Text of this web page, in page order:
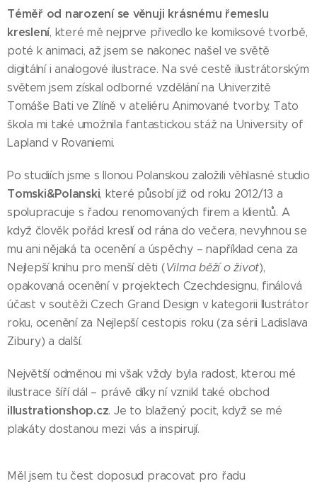
Téměř od narození se věnuji krásnému řemeslu
kreslení, které mě nejprve přivedlo ke komiksové tvorbě,
poté k animaci, až jsem se nakonec našel ve světě
digitální i analogové ilustrace. Na své cestě ilustrátorským
světem jsem získal odborné vzdělání na Univerzitě
Tomáše Bati ve Zlíně v ateliéru Animované tvorby. Tato
škola mi také umožnila fantastickou stáž na University of
Lapland v Rovaniemi.
Po studiích jsme s Ilonou Polanskou založili věhlasné studio
Tomski&Polanski, které působí již od roku 2012/13 a
spolupracuje s řadou renomovaných firem a klientů. A
když člověk pořád kreslí od rána do večera, nevyhnou se
mu ani nějaká ta ocenění a úspěchy – například cena za
Nejlepší knihu pro menší děti (Vilma běží o život),
opakovaná ocenění v projektech Czechdesignu, finálová
účast v soutěži Czech Grand Design v kategorii Ilustrátor
roku, ocenění za Nejlepší cestopis roku (za sérii Ladislava
Zibury) a další.
Největší odměnou mi však vždy byla radost, kterou mé
ilustrace šíří dál – právě díky ní vznikl také obchod
illustrationshop.cz. Je to blažený pocit, když se mé
plakáty dostanou mezi vás a inspirují.
Měl jsem tu čest doposud pracovat pro řadu